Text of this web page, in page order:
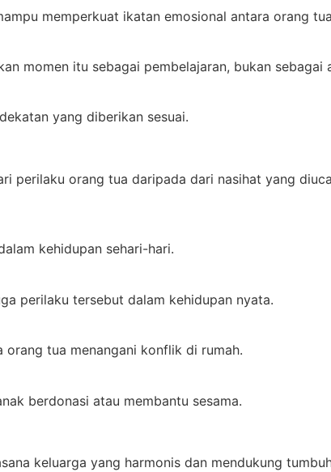
memperkuat ikatan emosional antara orang
momen itu sebagai pembelajaran, bukan sebagai
yang diberikan sesuai.
perilaku orang tua daripada dari nasihat yang
kehidupan sehari-hari.
perilaku tersebut dalam kehidupan nyata.
orang tua menangani konflik di rumah.
berdonasi atau membantu sesama.
keluarga yang harmonis dan mendukung